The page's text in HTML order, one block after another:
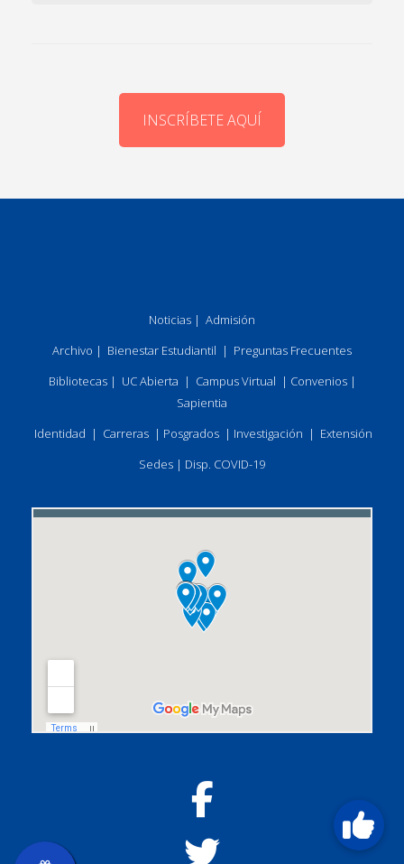
INSCRÍBETE AQUÍ
Noticias | Admisión
Archivo | Bienestar Estudiantil | Preguntas Frecuentes
Bibliotecas| UC Abierta | Campus Virtual | Convenios|
Sapientia
Identidad | Carreras | Posgrados | Investigación | Extensión
Sedes | Disp. COVID-19